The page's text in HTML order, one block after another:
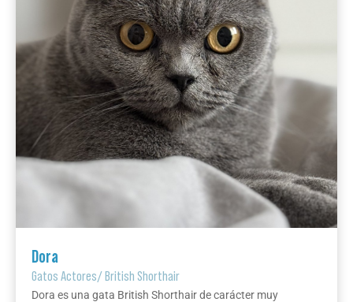
Dora
Gatos Actores/British Shorthair
Dora es una gata British Shorthair de carácter muy